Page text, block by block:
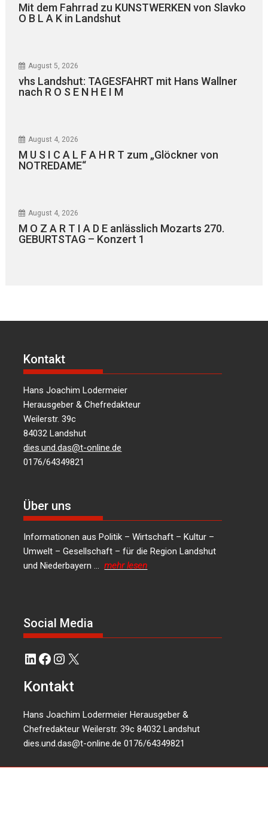
Mit dem Fahrrad zu KUNSTWERKEN von Slavko
O B L A K in Landshut
August 5, 2026
vhs Landshut: TAGESFAHRT mit Hans Wallner
nach R O S E N H E I M
August 4, 2026
M U S I C A L F A H R T zum „Glöckner von
NOTREDAME“
August 4, 2026
M O Z A R T I A D E anlässlich Mozarts 270.
GEBURTSTAG – Konzert 1
Kontakt
Hans Joachim Lodermeier
Herausgeber & Chefredakteur
Weilerstr. 39c
84032 Landshut
dies.und.das@t-online.de
0176/64349821
Über uns
Informationen aus Politik – Wirtschaft – Kultur –
Umwelt – Gesellschaft – für die Region Landshut
und Niederbayern …mehr lesen
Social Media
LinkedIn
Facebook
Instagram
X
Kontakt
Hans Joachim Lodermeier Herausgeber &
Chefredakteur Weilerstr. 39c 84032 Landshut
dies.und.das@t-online.de 0176/64349821